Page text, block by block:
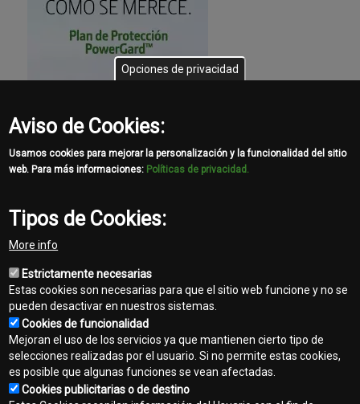
Contacto
Opciones de privacidad
Aviso de Cookies:
Usamos cookies para mejorar la personalización y la funcionalidad del sitio
web. Para más informaciones: Políticas de privacidad.
Tipos de Cookies:
More info
Estrictamente necesarias
Estas cookies son necesarias para que el sitio web funcione y no se
pueden desactivar en nuestros sistemas.
Cookies de funcionalidad
Mejoran el uso de los servicios ya que mantienen cierto tipo de
selecciones realizadas por el usuario. Si no permite estas cookies,
es posible que algunas funciones se vean afectadas.
Cookies publicitarias o de destino